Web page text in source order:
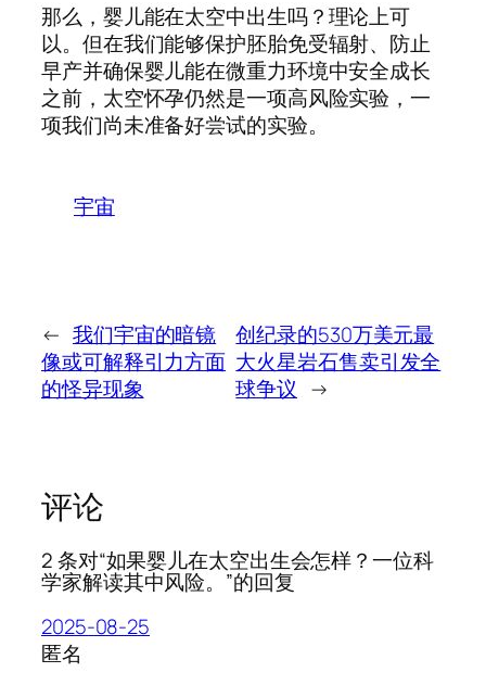
那么，婴儿能在太空中出生吗？理论上可
以。但在我们能够保护胚胎免受辐射、防止
早产并确保婴儿能在微重力环境中安全成长
之前，太空怀孕仍然是一项高风险实验，一
项我们尚未准备好尝试的实验。
宇宙
← 我们宇宙的暗镜
像或可解释引力方面
的怪异现象
创纪录的530万美元最
大火星岩石售卖引发全
球争议 →
评论
2 条对“如果婴儿在太空出生会怎样？一位科
学家解读其中风险。”的回复
2025-08-25
匿名